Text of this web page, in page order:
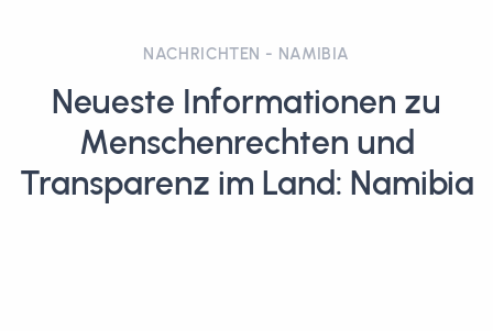
NACHRICHTEN - NAMIBIA
Neueste Informationen zu
Menschenrechten und
Transparenz im Land: Namibia